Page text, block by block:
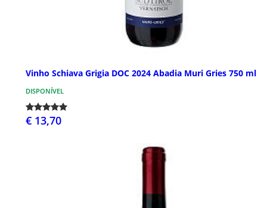
Vinho Schiava Grigia DOC 2024 Abadia Muri Gries 750 ml
DISPONÍVEL
€ 13,70